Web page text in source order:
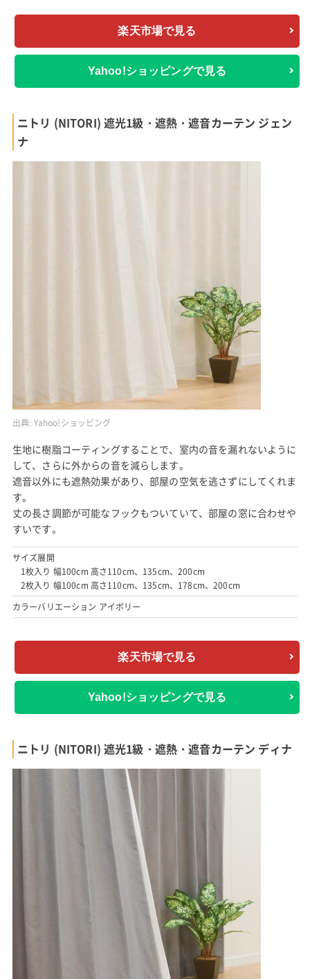
楽天市場で見る
Yahoo!ショッピングで見る
ニトリ (NITORI) 遮光1級・遮熱・遮音カーテン ジェン
ナ
出典: Yahoo!ショッピング
生地に樹脂コーティングすることで、室内の音を漏れないように
して、さらに外からの音を減らします。
遮音以外にも遮熱効果があり、部屋の空気を逃さずにしてくれま
す。
丈の長さ調節が可能なフックもついていて、部屋の窓に合わせや
すいです。
サイズ展開
1枚入り 幅100cm 高さ110cm、135cm、200cm
2枚入り 幅100cm 高さ110cm、135cm、178cm、200cm
カラーバリエーション アイボリー
楽天市場で見る
Yahoo!ショッピングで見る
ニトリ (NITORI) 遮光1級・遮熱・遮音カーテン ディナ